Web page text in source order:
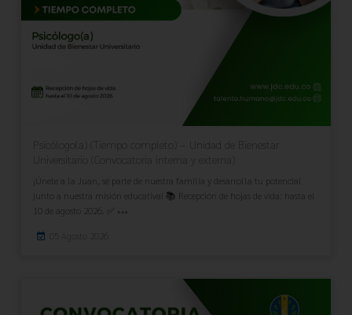
Psicólogo(a) (Tiempo completo) – Unidad de Bienestar
Universitario (Convocatoria interna y externa)
¡Únete a la Juan, sé parte de nuestra familia y desarrolla tu potencial
junto a nuestra misión educativa! 📚 Recepción de hojas de vida: hasta el
10 de agosto 2026. ✅